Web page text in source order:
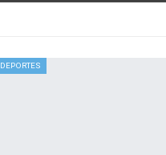
DEPORTES